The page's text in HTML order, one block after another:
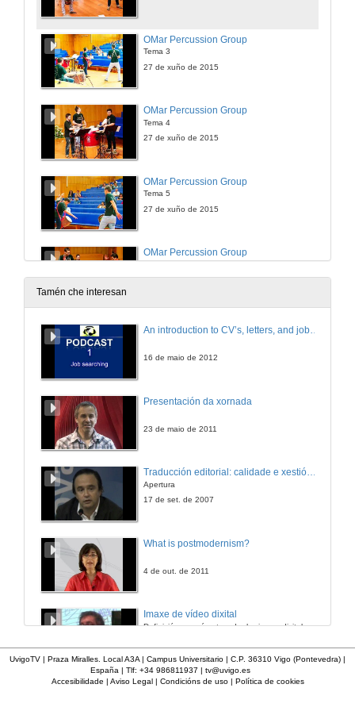
OMar Percussion Group
Tema 3
27 de xuño de 2015
OMar Percussion Group
Tema 4
27 de xuño de 2015
OMar Percussion Group
Tema 5
27 de xuño de 2015
OMar Percussion Group
27 de xuño de 2015
Tema 7
Peche CINDU 2015
Tamén che interesan
An introduction to CV’s, letters, and job searching
16 de maio de 2012
Presentación da xornada
23 de maio de 2011
Traducción editorial: calidade e xestión de proxectos
Apertura
17 de set. de 2007
What is postmodernism?
4 de out. de 2011
Imaxe de vídeo dixital
Definición e parámetros dunha imaxe dixital. Resolución e Aspecto. Profundidade da cor. Compresión. Frame por segundo. Entrelazado. Campos, cadros
Inauguración
UvigoTV | Praza Miralles. Local A3A | Campus Universitario | C.P. 36310 Vigo (Pontevedra) |
España | Tlf: +34 986811937 | tv@uvigo.es
Accesibilidade | Aviso Legal| Condicións de uso| Política de cookies